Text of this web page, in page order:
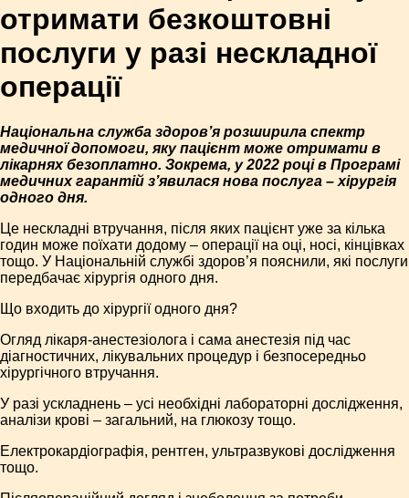
отримати безкоштовні
послуги у разі нескладної
операції
Національна служба здоров’я розширила спектр
медичної допомоги, яку пацієнт може отримати в
лікарнях безоплатно. Зокрема, у 2022 році в Програмі
медичних гарантій з’явилася нова послуга – хірургія
одного дня.
Це нескладні втручання, після яких пацієнт уже за кілька
годин може поїхати додому – операції на оці, носі, кінцівках
тощо. У Національній службі здоров’я пояснили, які послуги
передбачає хірургія одного дня.
Що входить до хірургії одного дня?
Огляд лікаря-анестезіолога і сама анестезія під час
діагностичних, лікувальних процедур і безпосередньо
хірургічного втручання.
У разі ускладнень – усі необхідні лабораторні дослідження,
аналізи крові – загальний, на глюкозу тощо.
Електрокардіографія, рентген, ультразвукові дослідження
тощо.